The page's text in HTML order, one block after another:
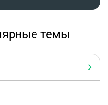
темы